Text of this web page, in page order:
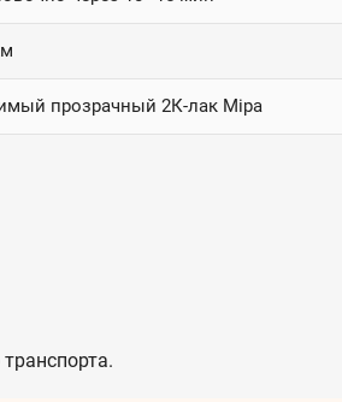
прозрачный 2К-лак Mipa